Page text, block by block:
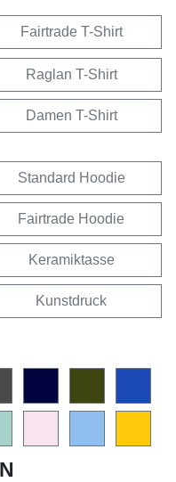
Fairtrade T-Shirt
Raglan T-Shirt
Damen T-Shirt
Standard Hoodie
Fairtrade Hoodie
Keramiktasse
Kunstdruck